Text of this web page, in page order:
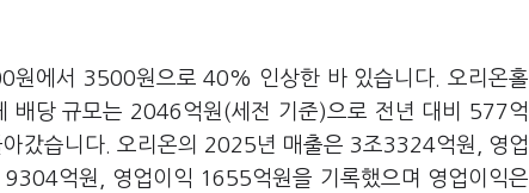
원에서 3500원으로 40% 인상한 바 있습니다. 오리온홀
배당 규모는 2046억원(세전 기준)으로 전년 대비 577억
갔습니다. 오리온의 2025년 매출은 3조3324억원, 영업
억원, 영업이익 1655억원을 기록했으며 영업이익은